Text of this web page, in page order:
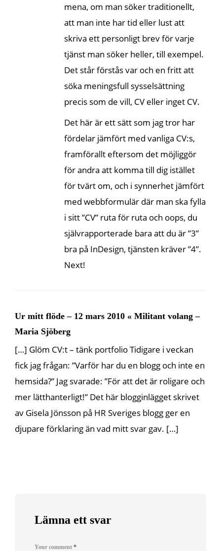
mena, om man söker traditionellt,
att man inte har tid eller lust att
skriva ett personligt brev för varje
tjänst man söker heller, till exempel.
Det står förstås var och en fritt att
söka meningsfull sysselsättning
precis som de vill, CV eller inget CV.
Det här är ett sätt som jag tror har
fördelar jämfört med vanliga CV:s,
framförallt eftersom det möjliggör
för andra att komma till dig istället
för tvärt om, och i synnerhet jämfört
med webbformulär där man ska fylla
i sitt ”CV” ruta för ruta och oops, du
självrapporterade bara att du är ”3”
bra på InDesign, tjänsten kräver ”4”.
Next!
Ur mitt flöde – 12 mars 2010 « Militant volang –
Maria Sjöberg
[…] Glöm CV:t – tänk portfolio Tidigare i veckan
fick jag frågan: ”Varför har du en blogg och inte en
hemsida?” Jag svarade: ”För att det är roligare och
mer lätthanterligt!” Det här blogginlägget skrivet
av Gisela Jönsson på HR Sveriges blogg ger en
djupare förklaring än vad mitt svar gav. […]
Lämna ett svar
Your comment *